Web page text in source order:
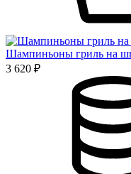
Шампиньоны гриль на
3 620 ₽